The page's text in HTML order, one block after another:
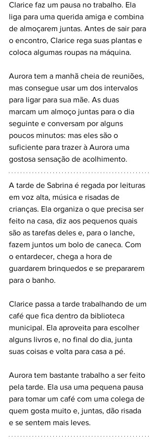
Clarice faz um pausa no trabalho. Ela
liga para uma querida amiga e combina
de almoçarem juntas. Antes de sair para
o encontro, Clarice rega suas plantas e
coloca algumas roupas na máquina.
Aurora tem a manhã cheia de reuniões,
mas consegue usar um dos intervalos
para ligar para sua mãe. As duas
marcam um almoço juntas para o dia
seguinte e conversam por alguns
poucos minutos: mas eles são o
suficiente para trazer à Aurora uma
gostosa sensação de acolhimento.
A tarde de Sabrina é regada por leituras
em voz alta, música e risadas de
crianças. Ela organiza o que precisa ser
feito na casa, diz aos pequenos quais
são as tarefas deles e, para o lanche,
fazem juntos um bolo de caneca. Com
o entardecer, chega a hora de
guardarem brinquedos e se prepararem
para o banho.
Clarice passa a tarde trabalhando de um
café que fica dentro da biblioteca
municipal. Ela aproveita para escolher
alguns livros e, no final do dia, junta
suas coisas e volta para casa a pé.
Aurora tem bastante trabalho a ser feito
pela tarde. Ela usa uma pequena pausa
para tomar um café com uma colega de
quem gosta muito e, juntas, dão risada
e se sentem mais leves.